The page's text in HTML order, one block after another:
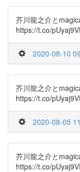
芥川龍之介と
https://t.co/
2020-08-10
芥川龍之介と
https://t.co/
2020-08-05
芥川龍之介と
https://t.co/